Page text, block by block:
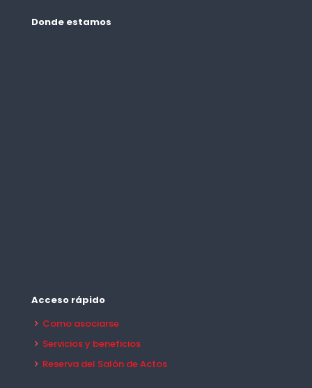
Donde estamos
Acceso rápido
Como asociarse
Servicios y beneficios
Reserva del Salón de Actos